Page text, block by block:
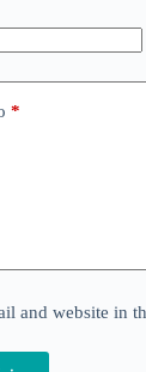
*
and website in